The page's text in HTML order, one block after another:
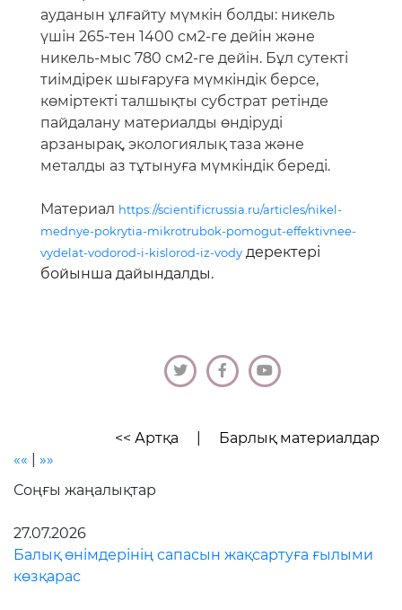
ауданын ұлғайту мүмкін болды: никель
үшін 265-тен 1400 см2-ге дейін және
никель-мыс 780 см2-ге дейін. Бұл сутекті
тиімдірек шығаруға мүмкіндік берсе,
көміртекті талшықты субстрат ретінде
пайдалану материалды өндіруді
арзанырақ, экологиялық таза және
металды аз тұтынуға мүмкіндік береді.
Материал https://scientificrussia.ru/articles/nikel-
mednye-pokrytia-mikrotrubok-pomogut-effektivnee-
vydelat-vodorod-i-kislorod-iz-vody деректері
бойынша дайындалды.
<< Артқа
Барлық материалдар
««
»»
Соңғы жаңалықтар
27.07.2026
Балық өнімдерінің сапасын жақсартуға ғылыми
көзқарас